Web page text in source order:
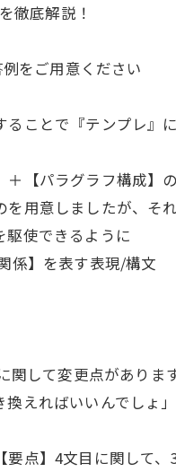
徹底解説！
をご用意ください
ることで『テンプレ
【パラグラフ構成】
用意しましたが、そ
駆使できるように
】を表す表現/構文
関して変更点がありま
えればいいんでしょ」
要点】4文目に関して